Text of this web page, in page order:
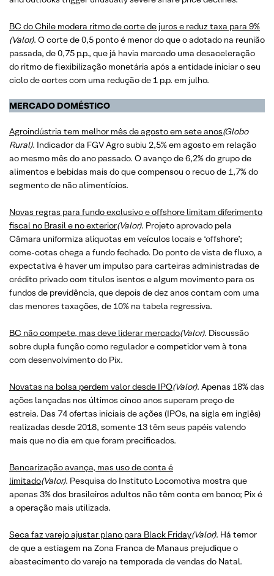
BC do Chile modera ritmo de corte de juros e reduz taxa para 9%
(Valor). O corte de 0,5 ponto é menor do que o adotado na reunião
passada, de 0,75 p.p., que já havia marcado uma desaceleração
do ritmo de flexibilização monetária após a entidade iniciar o seu
ciclo de cortes com uma redução de 1 p.p. em julho.
MERCADO DOMÉSTICO
Agroindústria tem melhor mês de agosto em sete anos(Globo
Rural). Indicador da FGV Agro subiu 2,5% em agosto em relação
ao mesmo mês do ano passado. O avanço de 6,2% do grupo de
alimentos e bebidas mais do que compensou o recuo de 1,7% do
segmento de não alimentícios.
Novas regras para fundo exclusivo e offshore limitam diferimento
fiscal no Brasil e no exterior(Valor). Projeto aprovado pela
Câmara uniformiza alíquotas em veículos locais e ‘offshore’;
come-cotas chega a fundo fechado. Do ponto de vista de fluxo, a
expectativa é haver um impulso para carteiras administradas de
crédito privado com títulos isentos e algum movimento para os
fundos de previdência, que depois de dez anos contam com uma
das menores taxações, de 10% na tabela regressiva.
BC não compete, mas deve liderar mercado(Valor). Discussão
sobre dupla função como regulador e competidor vem à tona
com desenvolvimento do Pix.
Novatas na bolsa perdem valor desde IPO(Valor). Apenas 18% das
ações lançadas nos últimos cinco anos superam preço de
estreia. Das 74 ofertas iniciais de ações (IPOs, na sigla em inglês)
realizadas desde 2018, somente 13 têm seus papéis valendo
mais que no dia em que foram precificados.
Bancarização avança, mas uso de conta é
limitado(Valor). Pesquisa do Instituto Locomotiva mostra que
apenas 3% dos brasileiros adultos não têm conta em banco; Pix é
a operação mais utilizada.
Seca faz varejo ajustar plano para Black Friday(Valor). Há temor
de que a estiagem na Zona Franca de Manaus prejudique o
abastecimento do varejo na temporada de vendas do Natal.